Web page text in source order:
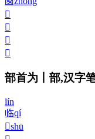
𠁩
𠁪
𠁫
𠁬
部首为丨部,汉字
lín
临qí
𠁭shū